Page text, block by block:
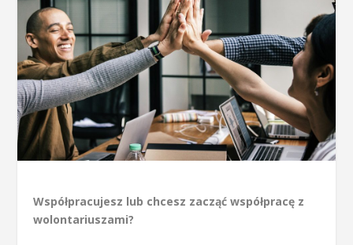
Współpracujesz lub chcesz zacząć współpracę z
wolontariuszami?